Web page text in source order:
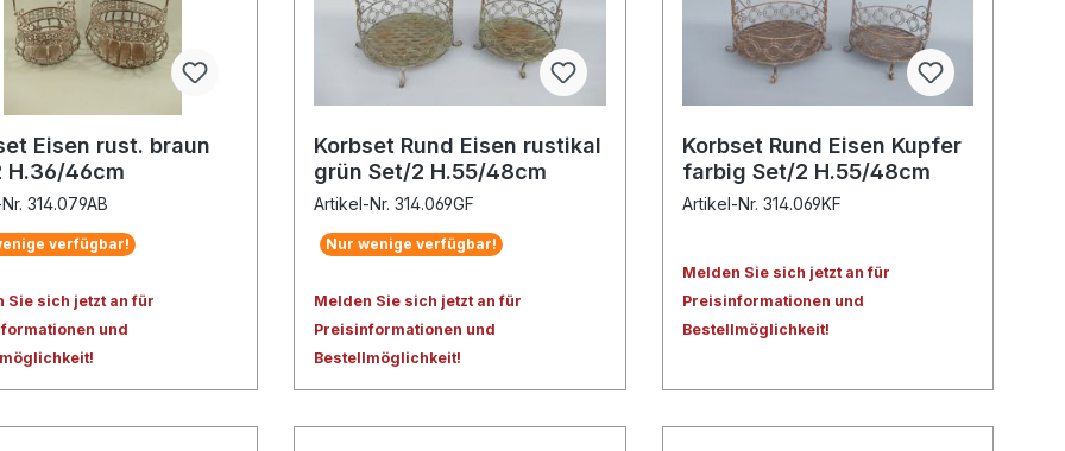
Eisen rust. braun
H.36/46cm
314.079AB
verfügbar!
Sie sich jetzt an für
und
Korbset Rund Eisen rustikal
grün Set/2 H.55/48cm
Artikel-Nr. 314.069GF
Nur wenige verfügbar!
Melden Sie sich jetzt an für
Preisinformationen und
Bestellmöglichkeit!
Korbset Rund Eisen Kupfer
farbig Set/2 H.55/48cm
Artikel-Nr. 314.069KF
Melden Sie sich jetzt an für
Preisinformationen und
Bestellmöglichkeit!